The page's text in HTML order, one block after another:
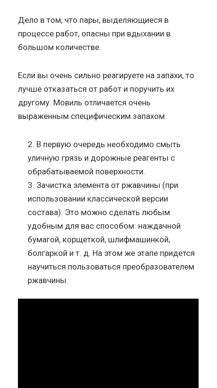
Дело в том, что пары, выделяющиеся в
процессе работ, опасны при вдыхании в
большом количестве.
Если вы очень сильно реагируете на запахи, то
лучше отказаться от работ и поручить их
другому. Мовиль отличается очень
выраженным специфическим запахом.
В первую очередь необходимо смыть
уличную грязь и дорожные реагенты с
обрабатываемой поверхности.
Зачистка элемента от ржавчины (при
использовании классической версии
состава). Это можно сделать любым
удобным для вас способом: наждачной
бумагой, корщеткой, шлифмашинкой,
болгаркой и т. д. На этом же этапе придется
научиться пользоваться преобразователем
ржавчины.